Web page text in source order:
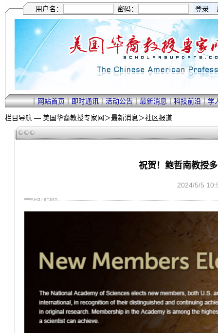
用户名： 密码：
｜网站首页｜即时通讯｜活动公告｜最新消息｜科技前沿｜学
栏目导航 — 美国华裔教授专家网＞最新消息＞社区报道
祝贺！鲍哲南教授
2024/5/5